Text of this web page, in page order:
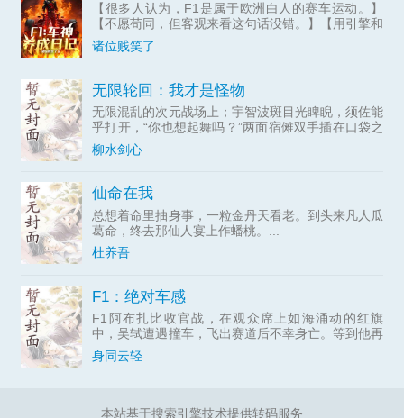
【很多人认为，F1是属于欧洲白人的赛车运动。】
【不愿苟同，但客观来看这句话没错。】【用引擎和
轮胎与死...
诸位贱笑了
无限轮回：我才是怪物
无限混乱的次元战场上；宇智波斑目光睥睨，须佐能
乎打开，“你也想起舞吗？”两面宿傩双手插在口袋之
中，...
柳水剑心
仙命在我
总想着命里抽身事，一粒金丹天看老。到头来凡人瓜
葛命，终去那仙人宴上作蟠桃。...
杜养吾
F1：绝对车感
F1阿布扎比收官战，在观众席上如海涌动的红旗
中，吴轼遭遇撞车，飞出赛道后不幸身亡。等到他再
次醒来时，却...
身同云轻
本站基于搜索引擎技术提供转码服务